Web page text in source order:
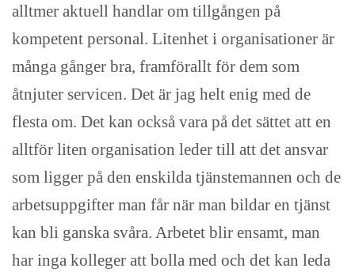
alltmer aktuell handlar om tillgången på
kompetent personal. Litenhet i organisationer är
många gånger bra, framförallt för dem som
åtnjuter servicen. Det är jag helt enig med de
flesta om. Det kan också vara på det sättet att en
alltför liten organisation leder till att det ansvar
som ligger på den enskilda tjänstemannen och de
arbetsuppgifter man får när man bildar en tjänst
kan bli ganska svåra. Arbetet blir ensamt, man
har inga kolleger att bolla med och det kan leda